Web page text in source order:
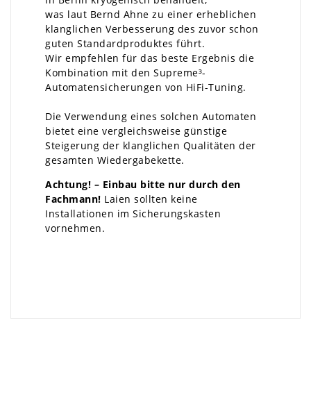
was laut Bernd Ahne zu einer erheblichen
klanglichen Verbesserung des zuvor schon
guten Standardproduktes führt.
Wir empfehlen für das beste Ergebnis die
Kombination mit den Supreme³-
Automatensicherungen von HiFi-Tuning.
Die Verwendung eines solchen Automaten
bietet eine vergleichsweise günstige
Steigerung der klanglichen Qualitäten der
gesamten Wiedergabekette.
Achtung! – Einbau bitte nur durch den
Fachmann! Laien sollten keine
Installationen im Sicherungskasten
vornehmen.